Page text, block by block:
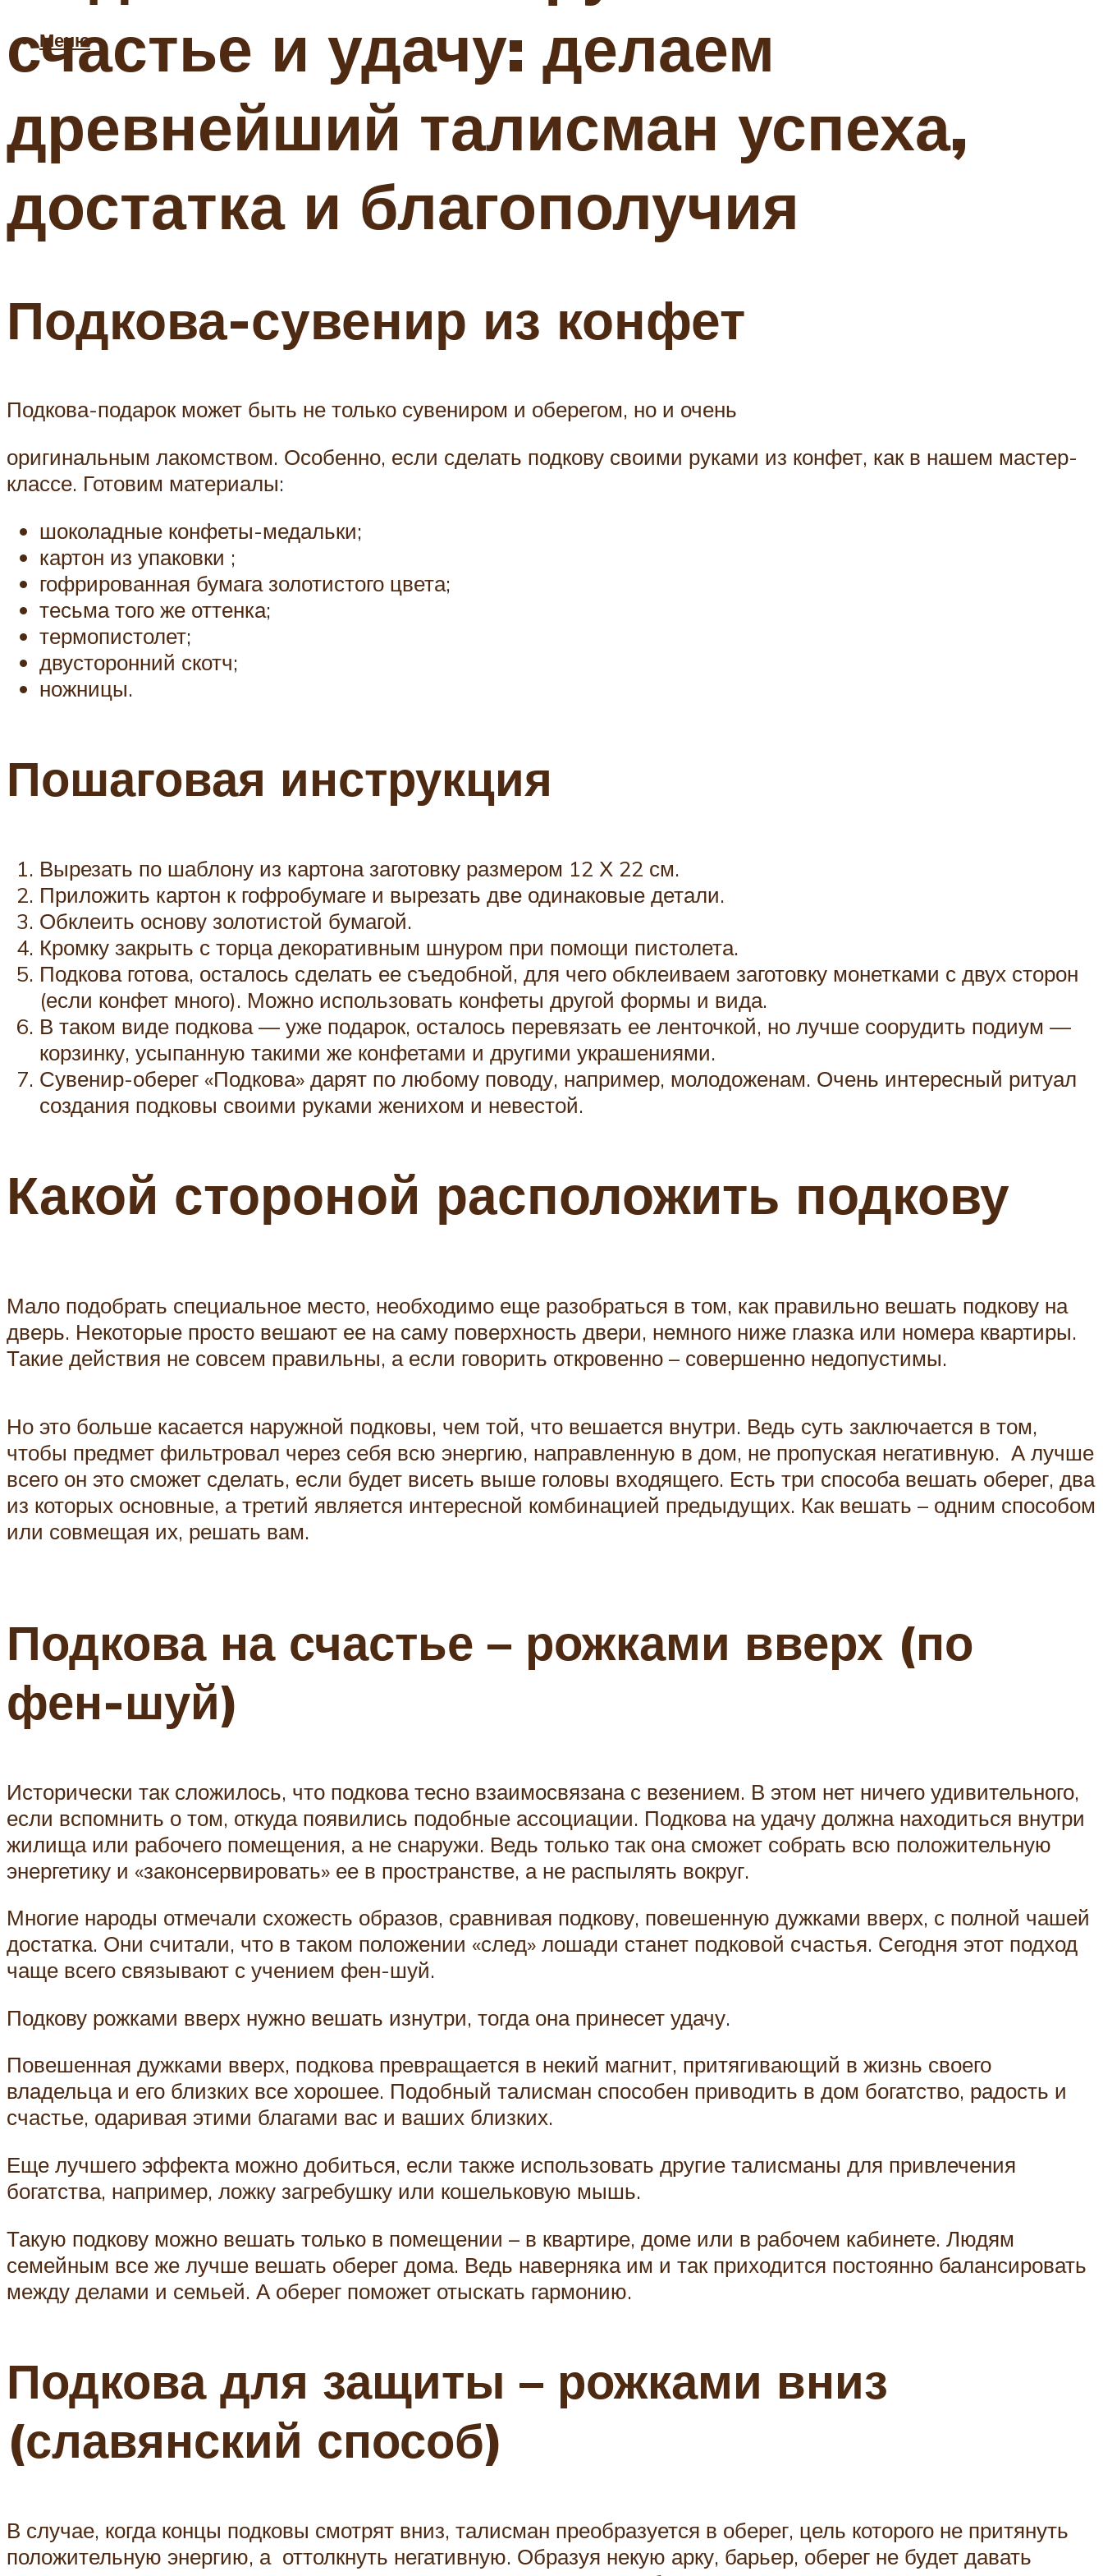
Меню
счастье и удачу: делаем
древнейший талисман успеха,
достатка и благополучия
Подкова-сувенир из конфет
Подкова-подарок может быть не только сувениром и оберегом, но и очень
оригинальным лакомством. Особенно, если сделать подкову своими руками из конфет, как в нашем мастер-
классе. Готовим материалы:
шоколадные конфеты-медальки;
картон из упаковки ;
гофрированная бумага золотистого цвета;
тесьма того же оттенка;
термопистолет;
двусторонний скотч;
ножницы.
Пошаговая инструкция
Вырезать по шаблону из картона заготовку размером 12 Х 22 см.
Приложить картон к гофробумаге и вырезать две одинаковые детали.
Обклеить основу золотистой бумагой.
Кромку закрыть с торца декоративным шнуром при помощи пистолета.
Подкова готова, осталось сделать ее съедобной, для чего обклеиваем заготовку монетками с двух сторон
(если конфет много). Можно использовать конфеты другой формы и вида.
В таком виде подкова — уже подарок, осталось перевязать ее ленточкой, но лучше соорудить подиум —
корзинку, усыпанную такими же конфетами и другими украшениями.
Сувенир-оберег «Подкова» дарят по любому поводу, например, молодоженам. Очень интересный ритуал
создания подковы своими руками женихом и невестой.
Какой стороной расположить подкову
Мало подобрать специальное место, необходимо еще разобраться в том, как правильно вешать подкову на
дверь. Некоторые просто вешают ее на саму поверхность двери, немного ниже глазка или номера квартиры.
Такие действия не совсем правильны, а если говорить откровенно – совершенно недопустимы.
Но это больше касается наружной подковы, чем той, что вешается внутри. Ведь суть заключается в том,
чтобы предмет фильтровал через себя всю энергию, направленную в дом, не пропуская негативную. А лучше
всего он это сможет сделать, если будет висеть выше головы входящего. Есть три способа вешать оберег, два
из которых основные, а третий является интересной комбинацией предыдущих. Как вешать – одним способом
или совмещая их, решать вам.
Подкова на счастье – рожками вверх (по
фен-шуй)
Исторически так сложилось, что подкова тесно взаимосвязана с везением. В этом нет ничего удивительного,
если вспомнить о том, откуда появились подобные ассоциации. Подкова на удачу должна находиться внутри
жилища или рабочего помещения, а не снаружи. Ведь только так она сможет собрать всю положительную
энергетику и «законсервировать» ее в пространстве, а не распылять вокруг.
Многие народы отмечали схожесть образов, сравнивая подкову, повешенную дужками вверх, с полной чашей
достатка. Они считали, что в таком положении «след» лошади станет подковой счастья. Сегодня этот подход
чаще всего связывают с учением фен-шуй.
Подкову рожками вверх нужно вешать изнутри, тогда она принесет удачу.
Повешенная дужками вверх, подкова превращается в некий магнит, притягивающий в жизнь своего
владельца и его близких все хорошее. Подобный талисман способен приводить в дом богатство, радость и
счастье, одаривая этими благами вас и ваших близких.
Еще лучшего эффекта можно добиться, если также использовать другие талисманы для привлечения
богатства, например, ложку загребушку или кошельковую мышь.
Такую подкову можно вешать только в помещении – в квартире, доме или в рабочем кабинете. Людям
семейным все же лучше вешать оберег дома. Ведь наверняка им и так приходится постоянно балансировать
между делами и семьей. А оберег поможет отыскать гармонию.
Подкова для защиты – рожками вниз
(славянский способ)
В случае, когда концы подковы смотрят вниз, талисман преобразуется в оберег, цель которого не притянуть
положительную энергию, а оттолкнуть негативную. Образуя некую арку, барьер, оберег не будет давать